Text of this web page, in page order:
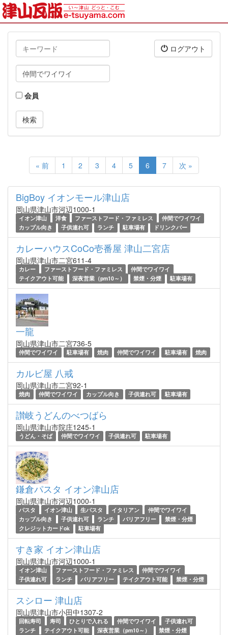
キ
ー
ワ
ド
タ
グ
会員
ログアウト
« 前 1 2 3 4 5 6 7 次 »
BigBoy イオンモール津山店
岡山県津山市河辺1000-1
イオン津山 洋食 ファーストフード・ファミレス
仲間でワイワイ
カップル向き
子供連れ可 ランチ 駐車場有 ドリンクバー
カレーハウスCoCo壱番屋 津山二宮店
岡山県津山市二宮611-4
カレー ファーストフード・ファミレス
仲間でワイワイ
テイクアウト可能
深夜営業（pm10～） 禁煙・分煙 駐車場有
一龍
岡山県津山市二宮736-5
仲間でワイワイ 駐車場有 焼肉 仲間でワイワイ 駐車場有 焼肉
カルビ屋 八戒
岡山県津山市二宮92-1
焼肉 仲間でワイワイ カップル向き 子供連れ可 駐車場有
讃岐うどんのべつばら
岡山県津山市院庄1245-1
うどん・そば 仲間でワイワイ 子供連れ可 駐車場有
鎌倉パスタ イオン津山店
岡山県津山市河辺1000-1
パスタ イオン津山 生パスタ イタリアン
仲間でワイワイ
カップル向き
子供連れ可 ランチ バリアフリー
禁煙・分煙
クレジットカードok
駐車場有
すき家 イオン津山店
岡山県津山市河辺1000-1
イオン津山 ファーストフード・ファミレス
仲間でワイワイ
子供連れ可
ランチ バリアフリー テイクアウト可能 禁煙・分煙
スシロー 津山店
岡山県津山市小田中1307-2
回転寿司 寿司 ひとりで入れる 仲間でワイワイ
子供連れ可
ランチ
テイクアウト可能 深夜営業（pm10～）
禁煙・分煙